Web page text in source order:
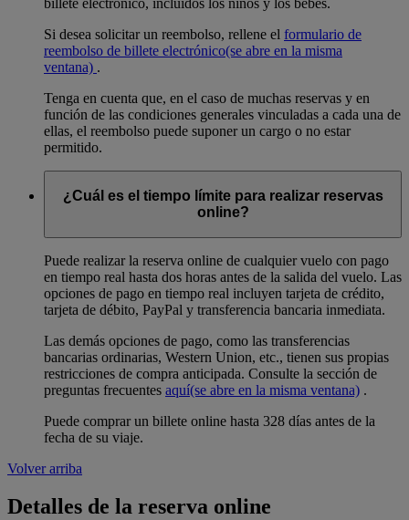
billete electrónico, incluidos los niños y los bebés.
Si desea solicitar un reembolso, rellene el formulario de
reembolso de billete electrónico(se abre en la misma
ventana) .
Tenga en cuenta que, en el caso de muchas reservas y en
función de las condiciones generales vinculadas a cada una de
ellas, el reembolso puede suponer un cargo o no estar
permitido.
¿Cuál es el tiempo límite para realizar reservas
online?
Puede realizar la reserva online de cualquier vuelo con pago
en tiempo real hasta dos horas antes de la salida del vuelo. Las
opciones de pago en tiempo real incluyen tarjeta de crédito,
tarjeta de débito, PayPal y transferencia bancaria inmediata.
Las demás opciones de pago, como las transferencias
bancarias ordinarias, Western Union, etc., tienen sus propias
restricciones de compra anticipada. Consulte la sección de
preguntas frecuentes aquí(se abre en la misma ventana) .
Puede comprar un billete online hasta 328 días antes de la
fecha de su viaje.
Volver arriba
Detalles de la reserva online